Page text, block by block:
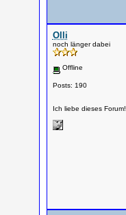
Olli
noch länger dabei
Offline
Posts: 190
Ich liebe dieses Forum!